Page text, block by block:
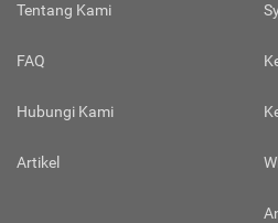
Tentang Kami
FAQ
Hubungi Kami
Artikel